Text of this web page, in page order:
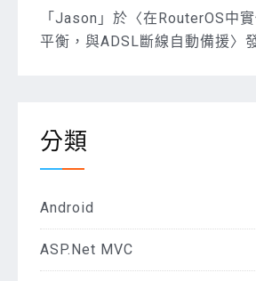
「 Jason 」於〈在RouterOS中
平衡，與ADSL斷線自動備援〉
分類
Android
ASP.Net MVC